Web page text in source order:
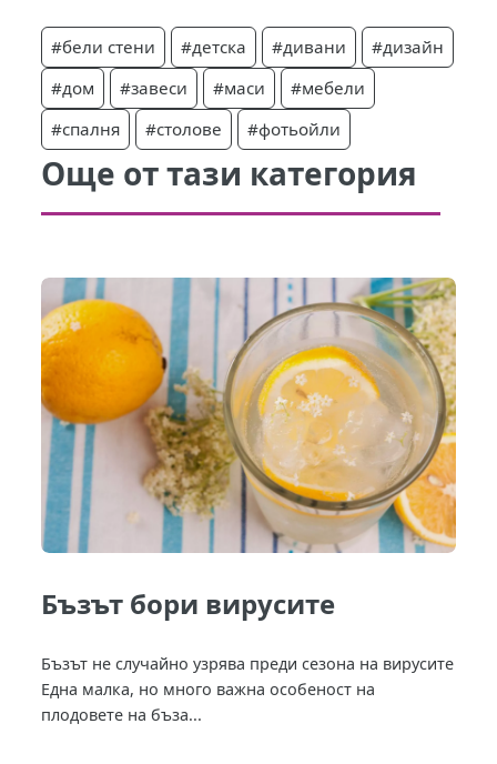
#бели стени #детска #дивани
#дизайн
#дом
#завеси #маси
#мебели
#спалня
#столове #фотьойли
Още от тази категория
Бъзът бори вирусите
Бъзът не случайно узрява преди сезона на вирусите
Една малка, но много важна особеност на
плодовете на бъза...